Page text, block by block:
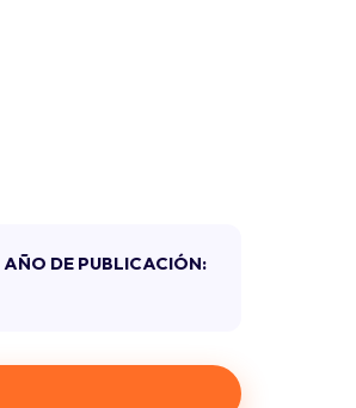
AÑO DE PUBLICACIÓN: